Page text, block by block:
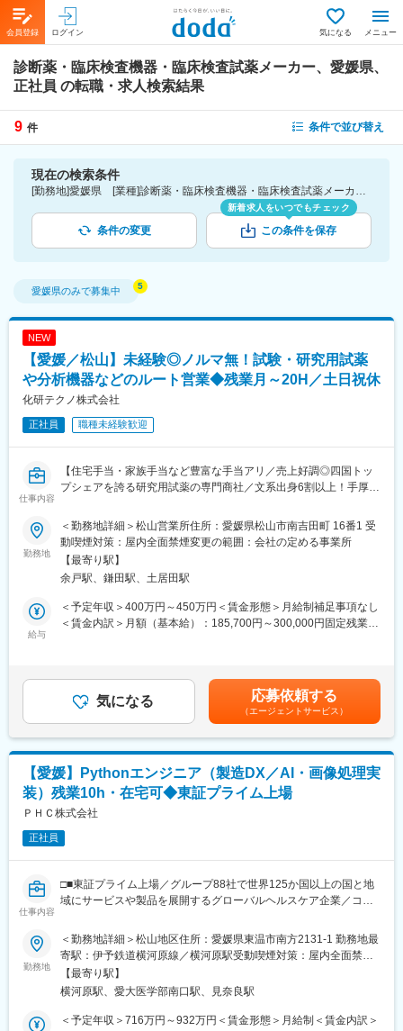
会員登録 ログイン 気になる メニュー
診断薬・臨床検査機器・臨床検査試薬メーカー、愛媛県、
正社員 の転職・求人検索結果
9 件 条件で並び替え
現在の検索条件
[勤務地]愛媛県 [業種]診断薬・臨床検査機器・臨床検査試薬メーカー-医薬品・医療機器・ライフサイエンス・医療系サービス [雇用形態]正社員
条件の変更
新着求人をいつでもチェック
この条件を保存
愛媛県のみで募集中
NEW
【愛媛／松山】未経験◎ノルマ無！試験・研究用試薬
や分析機器などのルート営業◆残業月～20H／土日祝休
化研テクノ株式会社
正社員 職種未経験歓迎
仕事内容
【住宅手当・家族手当など豊富な手当アリ／売上好調◎四国トッ
プシェアを誇る研究用試薬の専門商社／文系出身6割以上！手厚い
■仕事内容：
病院や大学、官公庁、大手企業の研究機関などに対して、実験や
新商品開発に使われる試験・研究用試薬及び分析機器・機材など
のルート営業を行います！
※ドクターや研究者などの決まった先がお客様となります。新卒・
第二新卒の未経験者をお迎えし、先輩社員の指導の下、徐々に仕
全体60％以上です！）
えていきます。（数ヶ月～半年ほど先輩同行）
◇商材のメインは試薬となりますが、そのほか分析用機器、消耗
品等も取り扱っており、まずは商流や商品知識などの全体的理解
に努めて頂きます。
◇クライアント分野やエリア毎に担当が分かれるため、下記大き
く4つの分野に分かれ専門性を磨いていきます。
（1）大学の研究室…教授の研究をサポートします（学部不問）
（2）大手企業の研究、開発部門…各メーカーの新製品、化学系メ
ーカーの新素材開発等をサポートします。
（3）官公庁関連…水産試験場／果樹試験場、水質調査、警察の鑑
（4）総合病院…病名診断（血液検査）、尿検査に必要な試薬の提
供等を行います。
■同社の魅力：
ーや研究者と共に、新薬開発や工業分野、新技術開発など様々な
勤務地
＜勤務地詳細＞松山営業所住所：愛媛県松山市南吉田町 16番1 受
動喫煙対策：屋内全面禁煙変更の範囲：会社の定める事業所
【最寄り駅】
余戸駅、鎌田駅、土居田駅
給与
＜予定年収＞400万円～450万円＜賃金形態＞月給制補足事項なし
＜賃金内訳＞月額（基本給）：185,700円～300,000円固定残業手
給与補足＞※給与詳細は経験・能力・年齢を考慮の上、決定しま
す。■昇給：年1回■賞与：年3回（決算賞与含む）※３～６か月分■
決算賞与：30年連続支給賃金はあくまでも目安の金額であり、選
考を通じて上下する可能性があります。月給(月額)は固定手当を含
めた表記です。
気になる 応募依頼する
（エージェントサービス）
【愛媛】Pythonエンジニア（製造DX／AI・画像処理実
装）残業10h・在宅可◆東証プライム上場
ＰＨＣ株式会社
正社員
仕事内容
□■東証プライム上場／グループ88社で世界125か国以上の国と地
域にサービスや製品を展開するグローバルヘルスケア企業／コロ
野で事業成長□■
■採用背景
PHCでは現在、「AX（AI Transformation）」を全社戦略として推
進しており、工場・設備・品質・生産計画までをデータとAIでつ
なぐ“自律型モノづくり”の実現を目指しています。
勤務地
＜勤務地詳細＞松山地区住所：愛媛県東温市南方2131‐1 勤務地最
寄駅：伊予鉄道横河原線／横河原駅受動喫煙対策：屋内全面禁煙
変更の範囲：会社の定める事業所（リモートワーク含む）
【最寄り駅】
横河原駅、愛大医学部南口駅、見奈良駅
＜予定年収＞716万円～932万円＜賃金形態＞月給制＜賃金内訳＞